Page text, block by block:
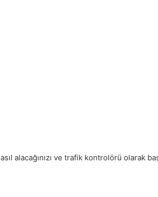
alacağınızı ve trafik kontrolörü olarak